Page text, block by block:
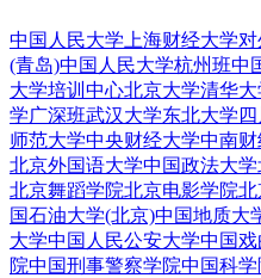
中国人民大学 上海财经大学
(青岛)中国人民大学杭州班中
大学培训中心北京大学清华大
学广深班武汉大学东北大学
师范大学中央财经大学中南
北京外国语大学中国政法大学
北京舞蹈学院北京电影学院北
国石油大学(北京)中国地质大
大学中国人民公安大学中国
院中国刑事警察学院中国科